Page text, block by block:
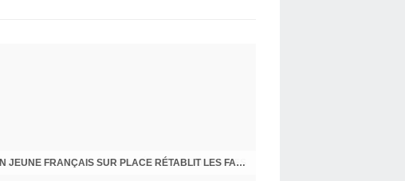
CRISE MIGRATOIRE À CEUTA : UN JEUNE FRANÇAIS SUR PLACE RÉTABLIT LES FAITS ! - RAPHAËL AYMA